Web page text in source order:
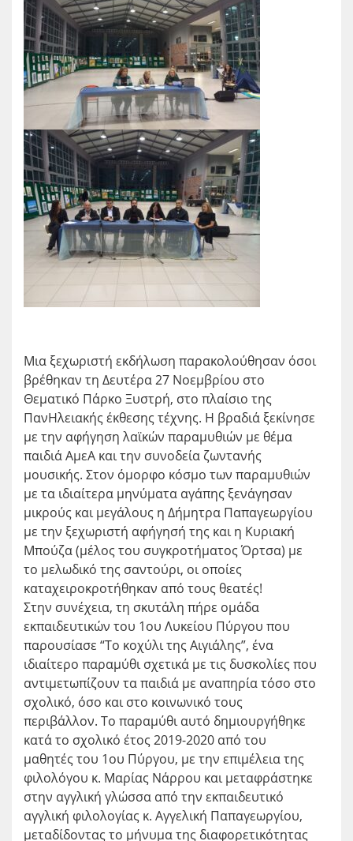
Μια ξεχωριστή εκδήλωση παρακολούθησαν όσοι
βρέθηκαν τη Δευτέρα 27 Νοεμβρίου στο
Θεματικό Πάρκο Ξυστρή, στο πλαίσιο της
ΠανΗλειακής έκθεσης τέχνης. Η βραδιά ξεκίνησε
με την αφήγηση λαϊκών παραμυθιών με θέμα
παιδιά ΑμεΑ και την συνοδεία ζωντανής
μουσικής. Στον όμορφο κόσμο των παραμυθιών
με τα ιδιαίτερα μηνύματα αγάπης ξενάγησαν
μικρούς και μεγάλους η Δήμητρα Παπαγεωργίου
με την ξεχωριστή αφήγησή της και η Κυριακή
Μπούζα (μέλος του συγκροτήματος Όρτσα) με
το μελωδικό της σαντούρι, οι οποίες
καταχειροκροτήθηκαν από τους θεατές!
Στην συνέχεια, τη σκυτάλη πήρε ομάδα
εκπαιδευτικών του 1ου Λυκείου Πύργου που
παρουσίασε “Το κοχύλι της Αιγιάλης”, ένα
ιδιαίτερο παραμύθι σχετικά με τις δυσκολίες που
αντιμετωπίζουν τα παιδιά με αναπηρία τόσο στο
σχολικό, όσο και στο κοινωνικό τους
περιβάλλον. Το παραμύθι αυτό δημιουργήθηκε
κατά το σχολικό έτος 2019-2020 από του
μαθητές του 1ου Πύργου, με την επιμέλεια της
φιλολόγου κ. Μαρίας Νάρρου και μεταφράστηκε
στην αγγλική γλώσσα από την εκπαιδευτικό
αγγλική φιλολογίας κ. Αγγελική Παπαγεωργίου,
μεταδίδοντας το μήνυμα της διαφορετικότητας